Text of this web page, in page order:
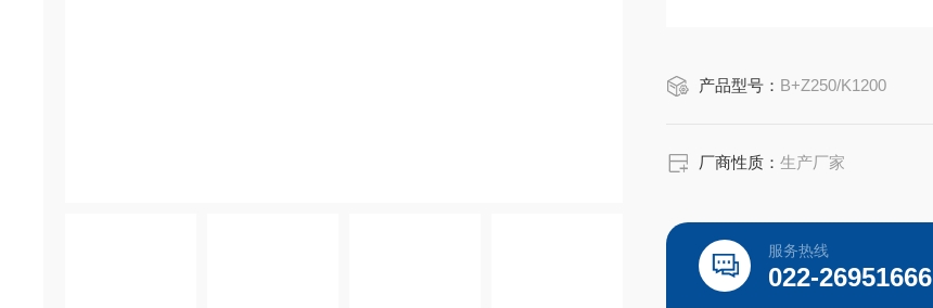
产品型号： B+Z250/K1200
厂商性质：生产厂家
服务热线
022-26951666